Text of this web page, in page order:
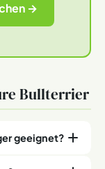
→
Bullterrier
geeignet?